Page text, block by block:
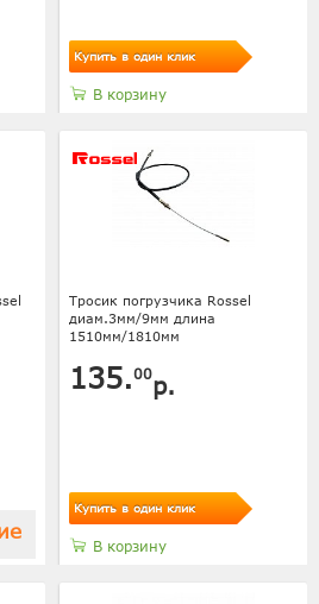
Купить в один клик
В корзину
Тросик погрузчика Rossel
диам.3мм/9мм длина
1510мм/1810мм
135.00р.
Купить в один клик
В корзину